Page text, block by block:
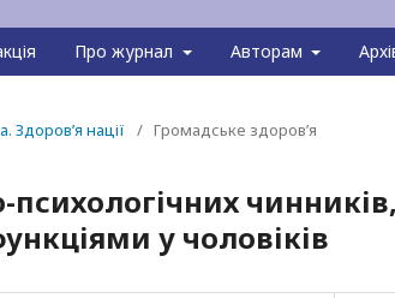
Про журнал Авторам
Здоров’я нації / Громадське здоров’я
у чоловіків